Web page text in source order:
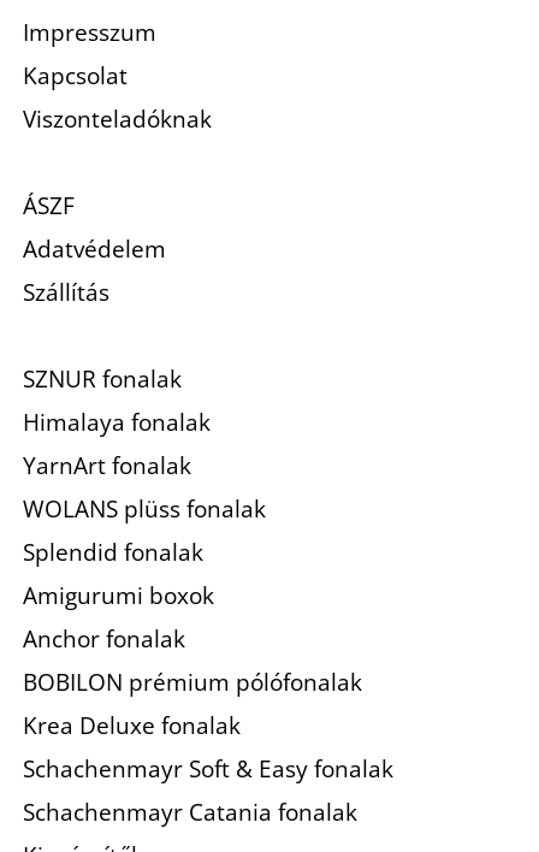
Impresszum
Kapcsolat
Viszonteladóknak
ÁSZF
Adatvédelem
Szállítás
SZNUR fonalak
Himalaya fonalak
YarnArt fonalak
WOLANS plüss fonalak
Splendid fonalak
Amigurumi boxok
Anchor fonalak
BOBILON prémium pólófonalak
Krea Deluxe fonalak
Schachenmayr Soft & Easy fonalak
Schachenmayr Catania fonalak